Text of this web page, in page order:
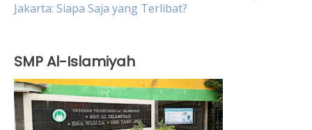
Jakarta: Siapa Saja yang Terlibat?
SMP Al-Islamiyah